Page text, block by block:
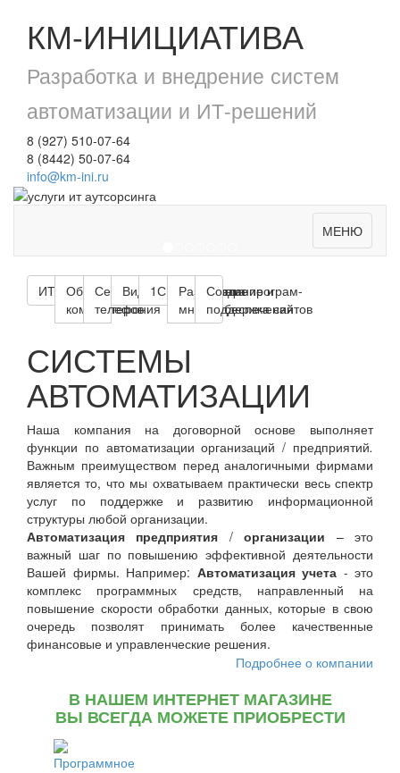
КМ-ИНИЦИАТИВА
Разработка и внедрение систем
автоматизации и ИТ-решений
8 (927) 510-07-64
8 (8442) 50-07-64
info@km-ini.ru
МЕНЮ
ИТ - Аутсорсинг
Обслуживание
компьютеров
Сети и
телефония
Видеонаблюдение
1С Предприятие
Разработка програм-
много обеспечения
Создание и
поддержка сайтов
СИСТЕМЫ
АВТОМАТИЗАЦИИ
Наша компания на договорной основе выполняет
функции по автоматизации организаций / предприятий.
Важным преимуществом перед аналогичными фирмами
является то, что мы охватываем практически весь спектр
услуг по поддержке и развитию информационной
структуры любой организации.
Автоматизация предприятия /организации – это
важный шаг по повышению эффективной деятельности
Вашей фирмы. Например: Автоматизация учета - это
комплекс программных средств, направленный на
повышение скорости обработки данных, которые в свою
очередь позволят принимать более качественные
финансовые и управленческие решения.
Подробнее о компании
В НАШЕМ ИНТЕРНЕТ МАГАЗИНЕ
ВЫ ВСЕГДА МОЖЕТЕ ПРИОБРЕСТИ
Программное